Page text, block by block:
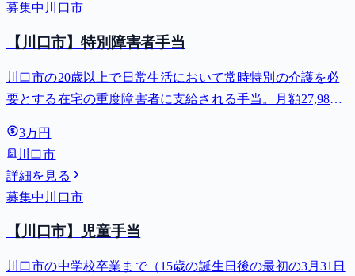
募集中 川口市
【川口市】特別障害者手当
川口市の20歳以上で日常生活において常時特別の介護を必
要とする在宅の重度障害者に支給される手当。月額27,980
3万円
川口市
詳細を見る
募集中 川口市
【川口市】児童手当
川口市の中学校卒業まで（15歳の誕生日後の最初の3月31日